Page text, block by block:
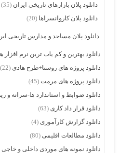
دانلود پلان بازارهای تاریخی ایران (35)
دانلود پلان کاروانسراها (20)
دانلود پلان مساجد و مدارس تاریخی
دانلود بهترین و کم یاب ترین نرم
دانلود پروژه های روستا+طرح هادی (22)
دانلود پروژه های مرمت (45)
دانلود ضوابط و استاندارد ها-سرانه و
دانلود قرار داد کاری (63)
دانلود گزارش کارآموزی (4)
دانلود مطالعات اقلیمی (80)
دانلود نمونه های موردی داخلی و خاجی